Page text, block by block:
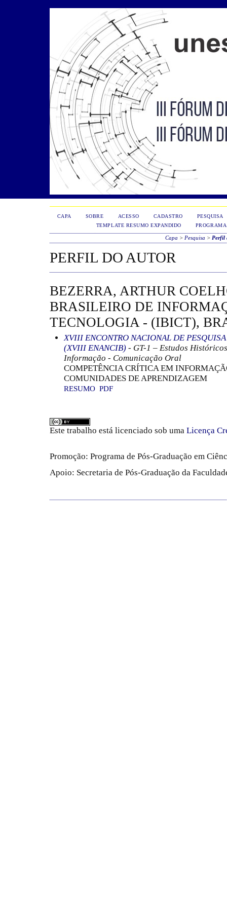
CAPA SOBRE ACESSO CADASTRO
PESQUISA
TEMPLATE RESUMO EXPANDIDO
PROGRAMA
Capa > Pesquisa > Perfil
PERFIL DO AUTOR
BEZERRA, ARTHUR
BRASILEIRO DE
TECNOLOGIA - (IBICT),
XVIII ENCONTRO NACIONAL DE
(XVIII ENANCIB) - GT-1 – Estudos
Informação - Comunicação Oral
COMPETÊNCIA CRÍTICA EM
COMUNIDADES DE APRENDIZAGEM
RESUMO PDF
Este trabalho está licenciado sob uma Licença
Promoção: Programa de Pós-Graduação em
Apoio: Secretaria de Pós-Graduação da